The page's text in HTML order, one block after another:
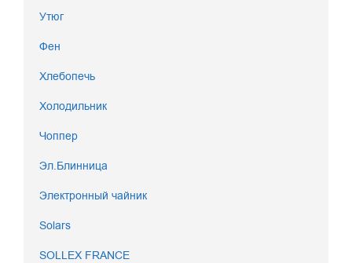
Утюг
Фен
Хлебопечь
Холодильник
Чоппер
Эл.Блинница
Электронный чайник
Solars
SOLLEX FRANCE